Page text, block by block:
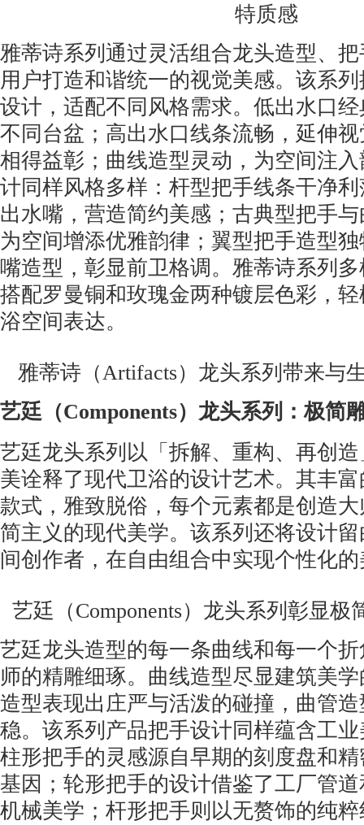
特质感
雅蒂诗系列通过灵活组合龙头造型、
用户打造和谐统一的视觉美感。该系
设计，适配不同风格需求。低出水口
不同台盆；高出水口线条流畅，延伸
相得益彰；曲线造型灵动，为空间注
计同样风格多样：杆型把手线条干净
出水嘴，营造简约美感；古典型把手
为空间增添优雅韵律；翼型把手造型
嘴造型，彰显前卫格调。雅蒂诗系列
搭配罗曼铜和玫瑰金两种镀层色彩，
浴空间表达。
雅蒂诗（Artifacts）龙头系列带来与
艺廷 （Components） 龙头系列：极简
艺廷龙头系列以「拆解、重构、再创
美诠释了现代卫浴的设计艺术。其丰
款式，雅致脱俗，每个元素都是创造
简主义的现代美学。该系列还将设计
间创作者，在自由组合中实现个性化
艺廷（Components）龙头系列彰显极
艺廷龙头造型的每一条曲线和每一个
师的精雕细琢。曲线造型尽显建筑美
造型表现出庄严与活泼的碰撞，曲管
稳。该系列产品把手设计同样蕴含工
柱形把手的灵感源自早期的刻度盘和
基因；轮形把手的设计借鉴了工厂管
机械美学；杆形把手则以无赘饰的纯